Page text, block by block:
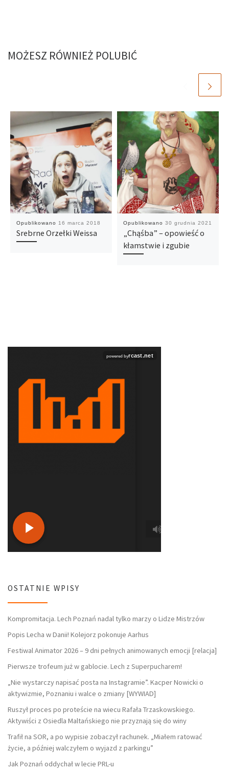
MOŻESZ RÓWNIEŻ POLUBIĆ
Opublikowano 16 marca 2018
Srebrne Orzełki Weissa
Opublikowano 30 grudnia 2021
„Chąśba” – opowieść o
kłamstwie i zgubie
OSTATNIE WPISY
Kompromitacja. Lech Poznań nadal tylko marzy o Lidze Mistrzów
Popis Lecha w Danii! Kolejorz pokonuje Aarhus
Festiwal Animator 2026 – 9 dni pełnych animowanych emocji [relacja]
Pierwsze trofeum już w gablocie. Lech z Superpucharem!
„Nie wystarczy napisać posta na Instagramie”. Kacper Nowicki o
aktywizmie, Poznaniu i walce o zmiany [WYWIAD]
Ruszył proces po proteście na wiecu Rafała Trzaskowskiego.
Aktywiści z Osiedla Maltańskiego nie przyznają się do winy
Trafił na SOR, a po wypisie zobaczył rachunek. „Miałem ratować
życie, a później walczyłem o wyjazd z parkingu”
Jak Poznań oddychał w lecie PRL-u